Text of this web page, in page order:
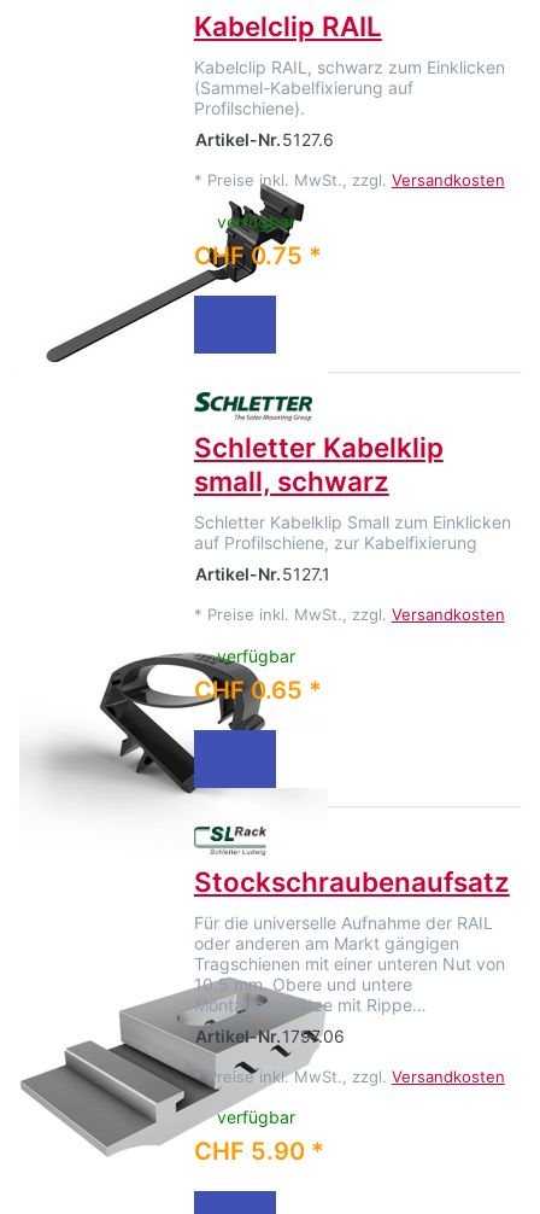
Kabelclip RAIL
Kabelclip RAIL, schwarz zum Einklicken
(Sammel-Kabelfixierung auf
Profilschiene).
Artikel-Nr.5127.6
* Preise inkl. MwSt., zzgl. Versandkosten
verfügbar
CHF 0.75 *
Schletter Kabelklip
small, schwarz
Schletter Kabelklip Small zum Einklicken
auf Profilschiene, zur Kabelfixierung
Artikel-Nr.5127.1
* Preise inkl. MwSt., zzgl. Versandkosten
verfügbar
CHF 0.65 *
Stockschraubenaufsatz
Für die universelle Aufnahme der RAIL
oder anderen am Markt gängigen
Tragschienen mit einer unteren Nut von
10,5 mm. Obere und untere
Montageaufsätze mit Rippe…
Artikel-Nr.1797.06
* Preise inkl. MwSt., zzgl. Versandkosten
verfügbar
CHF 5.90 *